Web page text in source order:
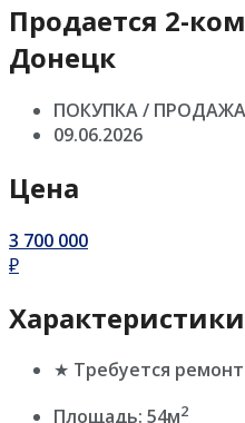
Продается 2-
Донецк
ПОКУПКА / ПРОДАЖА
09.06.2026
Цена
3 700 000
₽
Характеристики
★ Требуется ремонт
Площадь: 54м2